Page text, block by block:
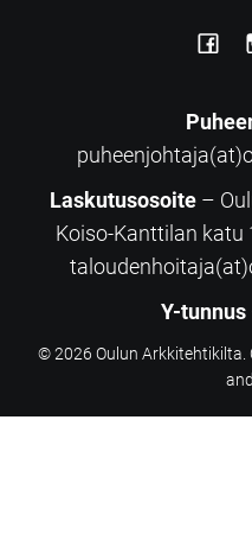
Laskutusosoite–
Koiso-Kanttilan katu
Y-tunnus
© 2026 Oulun Arkkitehtikilta.
and